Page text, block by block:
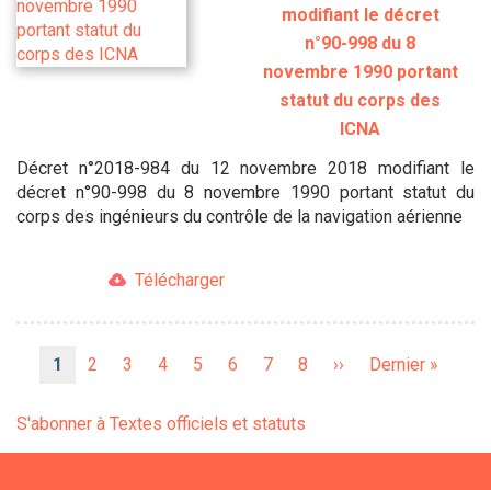
modifiant le décret
n°90-998 du 8
novembre 1990 portant
statut du corps des
ICNA
Décret n°2018-984 du 12 novembre 2018 modifiant le
décret n°90-998 du 8 novembre 1990 portant statut du
corps des ingénieurs du contrôle de la navigation aérienne
Télécharger
Page
1 Page
2 Page
3 Page
4 Page
5 Page
6 Page
7 Page
8
Page
››
Dernière
Dernier »
S'abonner à Textes officiels et statuts